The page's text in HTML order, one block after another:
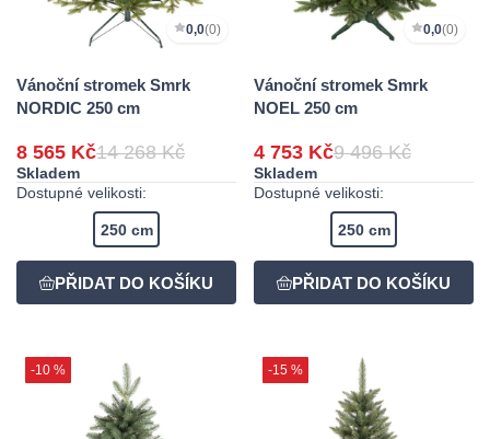
0,0(0)
Vánoční stromek Smrk
NORDIC 250 cm
8 565 Kč14 268 Kč
Skladem
Dostupné velikosti:
250 cm
0,0(0)
Vánoční stromek Smrk
NOEL 250 cm
4 753 Kč9 496 Kč
Skladem
Dostupné velikosti:
250 cm
-10 % -15 %